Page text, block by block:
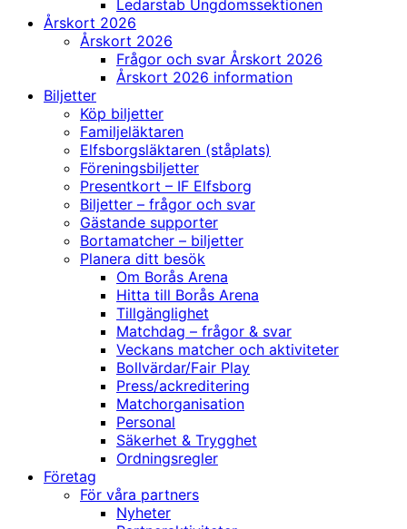
Ledarstab Ungdomssektionen
Årskort 2026
Årskort 2026
Frågor och svar Årskort 2026
Årskort 2026 information
Biljetter
Köp biljetter
Familjeläktaren
Elfsborgsläktaren (ståplats)
Föreningsbiljetter
Presentkort – IF Elfsborg
Biljetter – frågor och svar
Gästande supporter
Bortamatcher – biljetter
Planera ditt besök
Om Borås Arena
Hitta till Borås Arena
Tillgänglighet
Matchdag – frågor & svar
Veckans matcher och aktiviteter
Bollvärdar/Fair Play
Press/ackreditering
Matchorganisation
Personal
Säkerhet & Trygghet
Ordningsregler
Företag
För våra partners
Nyheter